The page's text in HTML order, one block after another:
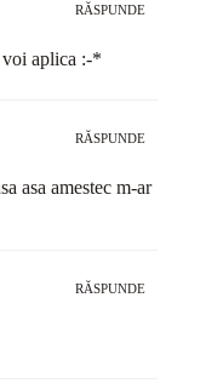
RĂSPUNDE
voi aplica :-*
RĂSPUNDE
asa amestec m-ar
RĂSPUNDE